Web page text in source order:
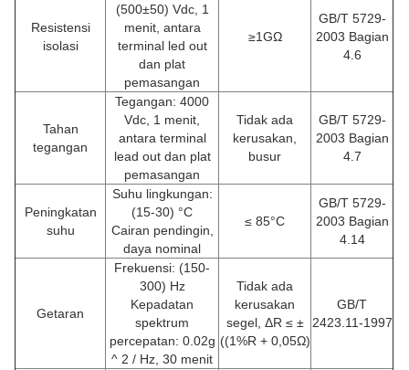
Resistensi
isolasi
(500±50) Vdc, 1
menit, antara
terminal led out
dan plat
pemasangan
≥1GΩ
GB/T 5729-
2003 Bagian
4.6
Tahan
tegangan
Tegangan: 4000
Vdc, 1 menit,
antara terminal
lead out dan plat
pemasangan
Tidak ada
kerusakan,
busur
GB/T 5729-
2003 Bagian
4.7
Peningkatan
suhu
Suhu lingkungan:
(15-30) °C
Cairan pendingin,
daya nominal
≤ 85°C
GB/T 5729-
2003 Bagian
4.14
Getaran
Frekuensi: (150-
300) Hz
Kepadatan
spektrum
percepatan: 0.02g
^ 2 / Hz, 30 menit
Tidak ada
kerusakan
segel, ΔR ≤ ±
((1%R + 0,05Ω)
GB/T
2423.11-1997